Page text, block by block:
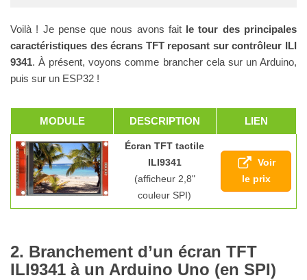
Voilà ! Je pense que nous avons fait le tour des principales
caractéristiques des écrans TFT reposant sur contrôleur ILI
9341. À présent, voyons comme brancher cela sur un Arduino,
puis sur un ESP32 !
MODULE DESCRIPTION LIEN
Écran TFT tactile
ILI9341
(afficheur 2,8"
couleur SPI)
Voir
le prix
Branchement d’un écran TFT
ILI9341 à un Arduino Uno (en SPI)